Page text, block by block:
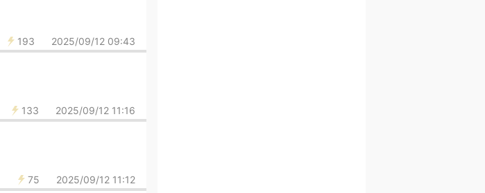
193 2025/09/12 09:43
133 2025/09/12 11:16
75 2025/09/12 11:12